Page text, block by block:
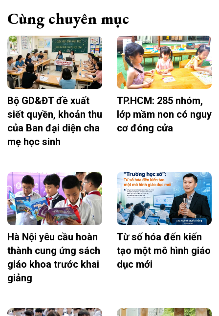
Cùng chuyên mục
Bộ GD&ĐT đề xuất
siết quyền, khoản thu
của Ban đại diện cha
mẹ học sinh
TP.HCM: 285 nhóm,
lớp mầm non có nguy
cơ đóng cửa
Hà Nội yêu cầu hoàn
thành cung ứng sách
giáo khoa trước khai
giảng
Từ số hóa đến kiến
tạo một mô hình giáo
dục mới